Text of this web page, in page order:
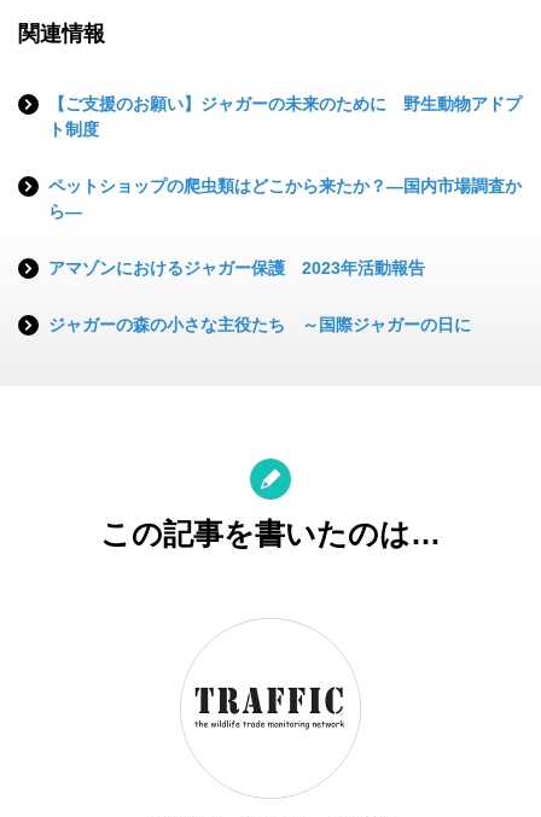
関連情報
【ご支援のお願い】ジャガーの未来のために 野生動物アドプ
ト制度
ペットショップの爬虫類はどこから来たか？―国内市場調査か
ら―
アマゾンにおけるジャガー保護 2023年活動報告
ジャガーの森の小さな主役たち ～国際ジャガーの日に
この記事を書いたのは…